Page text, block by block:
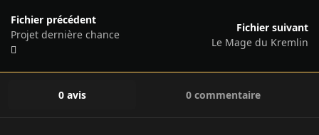
Fichier précédent
Projet dernière chance
Fichier suivant
Le Mage du Kremlin
0 avis 0 commentaire